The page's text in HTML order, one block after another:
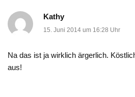
Kathy
15. Juni 2014 um 16:28 Uhr
Na das ist ja wirklich ärgerlich.
aus!